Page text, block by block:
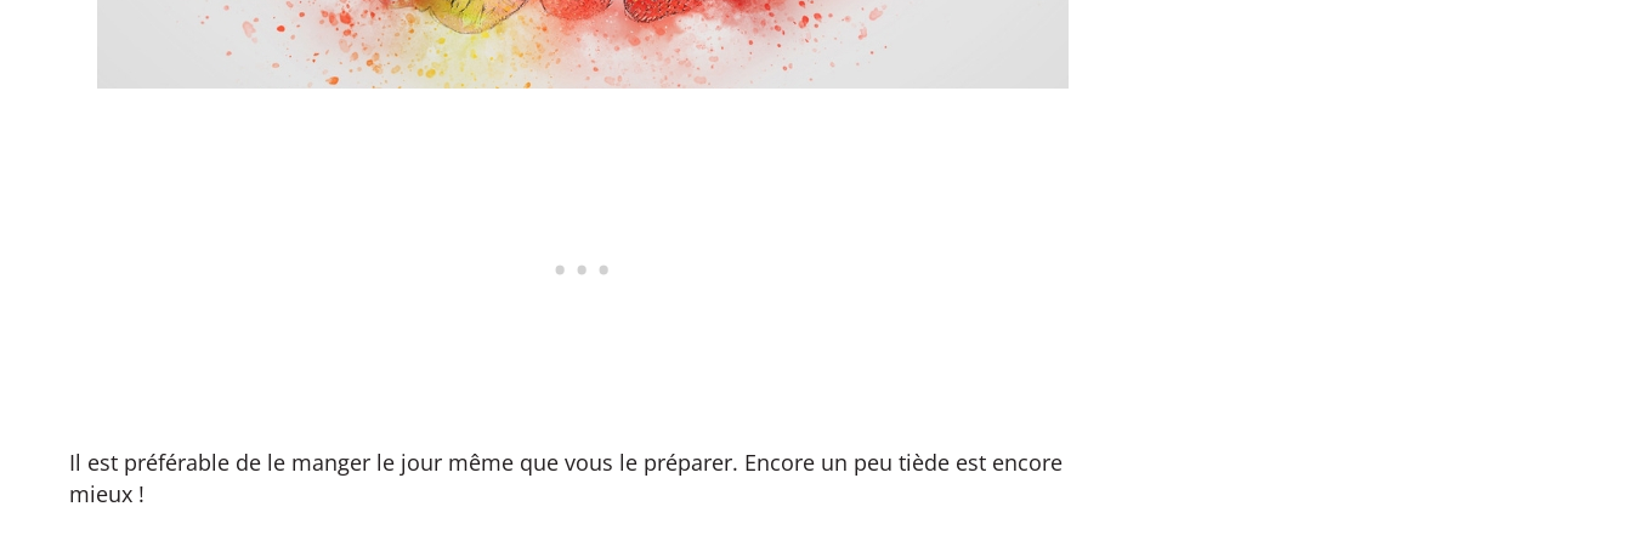
Il est préférable de le manger le jour même que vous le préparer. Encore un peu tiède est encore
mieux !